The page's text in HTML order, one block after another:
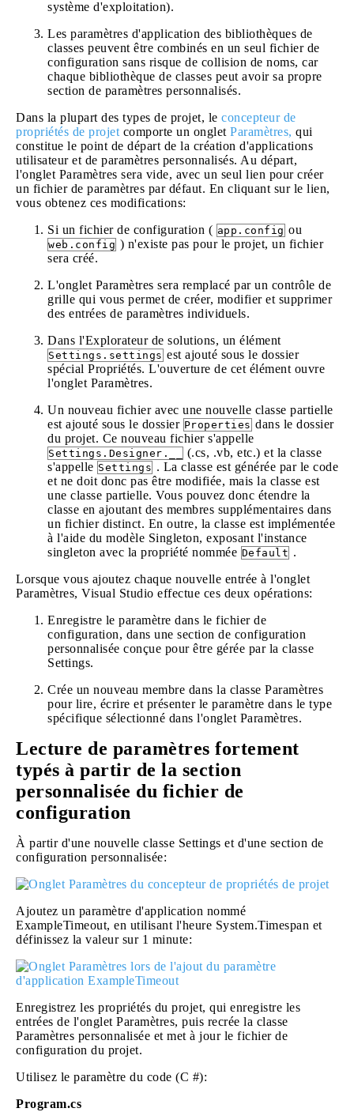
système d'exploitation).
Les paramètres d'application des bibliothèques de
classes peuvent être combinés en un seul fichier de
configuration sans risque de collision de noms, car
chaque bibliothèque de classes peut avoir sa propre
section de paramètres personnalisés.
Dans la plupart des types de projet, le concepteur de
propriétés de projet comporte un onglet Paramètres, qui
constitue le point de départ de la création d'applications
utilisateur et de paramètres personnalisés. Au départ,
l'onglet Paramètres sera vide, avec un seul lien pour créer
un fichier de paramètres par défaut. En cliquant sur le lien,
vous obtenez ces modifications:
Si un fichier de configuration ( app.config ou
web.config ) n'existe pas pour le projet, un fichier
sera créé.
L'onglet Paramètres sera remplacé par un contrôle de
grille qui vous permet de créer, modifier et supprimer
des entrées de paramètres individuels.
Dans l'Explorateur de solutions, un élément
Settings.settings est ajouté sous le dossier
spécial Propriétés. L'ouverture de cet élément ouvre
l'onglet Paramètres.
Un nouveau fichier avec une nouvelle classe partielle
est ajouté sous le dossier Properties dans le dossier
du projet. Ce nouveau fichier s'appelle
Settings.Designer.__
(.cs, .vb, etc.) et la classe
s'appelle Settings . La classe est générée par le code
et ne doit donc pas être modifiée, mais la classe est
une classe partielle. Vous pouvez donc étendre la
classe en ajoutant des membres supplémentaires dans
un fichier distinct. En outre, la classe est implémentée
à l'aide du modèle Singleton, exposant l'instance
singleton avec la propriété nommée Default .
Lorsque vous ajoutez chaque nouvelle entrée à l'onglet
Paramètres, Visual Studio effectue ces deux opérations:
Enregistre le paramètre dans le fichier de
configuration, dans une section de configuration
personnalisée conçue pour être gérée par la classe
Settings.
Crée un nouveau membre dans la classe Paramètres
pour lire, écrire et présenter le paramètre dans le type
spécifique sélectionné dans l'onglet Paramètres.
Lecture de paramètres fortement
typés à partir de la section
personnalisée du fichier de
configuration
À partir d'une nouvelle classe Settings et d'une section de
configuration personnalisée:
Ajoutez un paramètre d'application nommé
ExampleTimeout, en utilisant l'heure System.Timespan et
définissez la valeur sur 1 minute:
Enregistrez les propriétés du projet, qui enregistre les
entrées de l'onglet Paramètres, puis recrée la classe
Paramètres personnalisée et met à jour le fichier de
configuration du projet.
Utilisez le paramètre du code (C #):
Program.cs